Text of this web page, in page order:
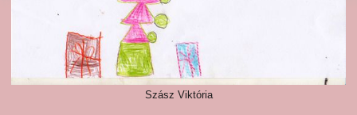
Szász Viktória